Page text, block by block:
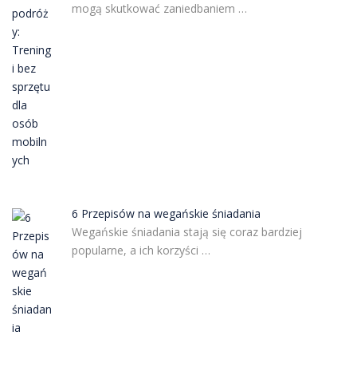
mogą skutkować zaniedbaniem …
6 Przepisów na wegańskie śniadania
Wegańskie śniadania stają się coraz bardziej
popularne, a ich korzyści …